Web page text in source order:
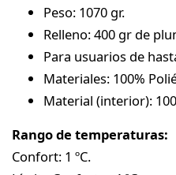
Peso: 1070 gr.
Relleno: 400 gr de
Para usuarios de
Materiales: 100%
Material (interior):
Rango de temperaturas:
Confort: 1 ºC.